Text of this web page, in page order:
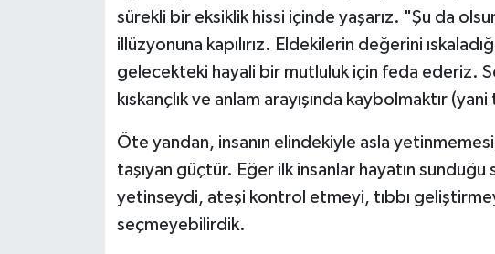
sürekli bir eksiklik hissi içinde yaşarız. "Şu da
illüzyonuna kapılırız. Eldekilerin değerini
gelecekteki hayali bir mutluluk için feda ederiz.
kıskançlık ve anlam arayışında kaybolmaktır
Öte yandan, insanın elindekiyle asla
taşıyan güçtür. Eğer ilk insanlar hayatın
yetinseydi, ateşi kontrol etmeyi, tıbbı
seçmeyebilirdik.